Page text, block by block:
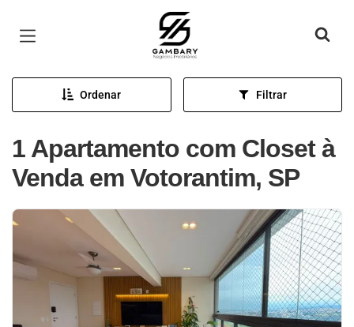
Página inicial
Ordenar Filtrar
1 Apartamento com Closet à
Venda em Votorantim, SP